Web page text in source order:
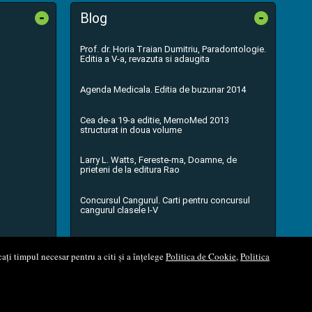
timpul necesar pentru a citi și a înțelegePolitica de Cookie,Politica
- Blog -
Prof. dr. Horia Traian Dumitriu, Paradontologie.
Editia a V-a, revazuta si adaugita
Agenda Medicala. Editia de buzunar 2014
Cea de-a 19-a editie, MemoMed 2013
structurat in doua volume
Larry L. Watts, Fereste-ma, Doamne, de
prieteni de la editura Rao
Concursul Cangurul. Carti pentru concursul
cangurul clasele I-V